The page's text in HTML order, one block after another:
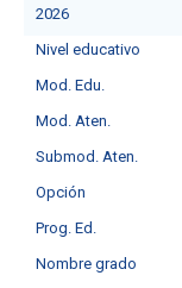
2026
Nivel educativo
Mod. Edu.
Mod. Aten.
Submod. Aten.
Opción
Prog. Ed.
Nombre grado